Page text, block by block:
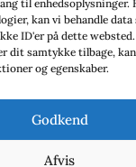
til enhedsoplysninger.
kan vi behandle data
ID'er på dette
dit samtykke tilbage, kan
og egenskaber.
Godkend
Afvis